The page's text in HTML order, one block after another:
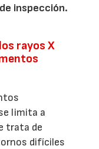
inspección.
rayos X
limita a
trata de
difíciles